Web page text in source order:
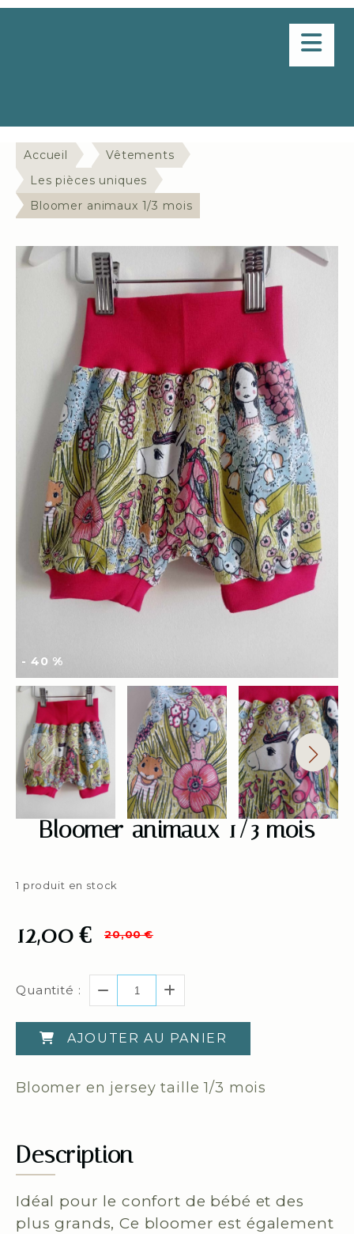
Accueil
Vêtements
Les pièces uniques
Bloomer animaux 1/3 mois
- 40 %
Bloomer animaux 1/3 mois
12,00€ 20,00€
1 produit en stock
Quantité :
AJOUTER AU PANIER
Bloomer en jersey taille 1/3 mois
Description
Idéal pour le confort de bébé et des
plus grands, Ce bloomer est également
Panneau de gestion des cookies